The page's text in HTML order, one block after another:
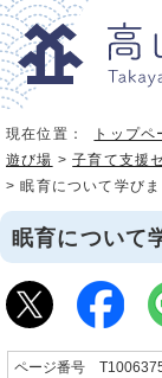
現在位置： トップペ
遊び場 >子育て支援
> 眠育について学びま
眠育について
ページ番号